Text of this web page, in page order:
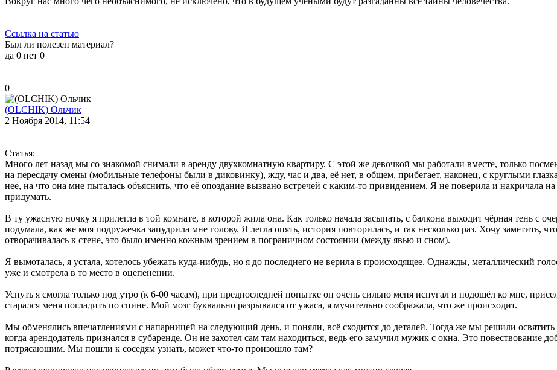
Ссылка на статью
Был ли полезен материал?
да 0 нет 0
0
(OLCHIK) Ольчик
2 Ноября 2014, 11:54
Статья:
Много лет назад мы со знакомой снимали в аренду двухкомнатную квартиру. С этой же девочкой мы работали вместе, только
на пересдачу смены (мобильные телефоны были в диковинку), жду, час и два, её нет, в общем, прибегает, наконец, с круглыми
неё, на что она мне пыталась объяснить, что её опоздание вызвано встречей с каким-то привидением. Я не поверила и накричала
придумать.
В ту ужасную ночку я прилегла в той комнате, в которой жила она. Как только начала засыпать, с балкона выходит чёрная тень с
подумала, как же моя подружечка запудрила мне голову. Я легла опять, история повторилась, и так несколько раз. Хочу заметить,
отворачивалась к стене, это было именно кожным зрением в пограничном состоянии (между явью и сном).
Я вымоталась, я устала, хотелось убежать куда-нибудь, но я до последнего не верила в происходящее. Однажды, металлический
уже и смотрела в то место в оцепенении.
Уснуть я смогла только под утро (к 6-00 часам), при предпоследней попытке он очень сильно меня испугал и подошёл ко мне,
старался меня погладить по спине. Мой мозг буквально разрывался от ужаса, я мучительно соображала, что же происходит.
Мы обменялись впечатлениями с напарницей на следующий день, и поняли, всё сходится до деталей. Тогда же мы решили
когда арендодатель признался в субаренде. Он не захотел сам там находиться, ведь его замучил мужик с окна. Это повествование
потрясающим. Мы пошли к соседям узнать, может что-то произошло там?